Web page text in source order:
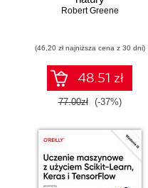
Robert Greene
(46,20 zł najniższa cena z 30 dni)
48.51 zł
77.00zł (-37%)